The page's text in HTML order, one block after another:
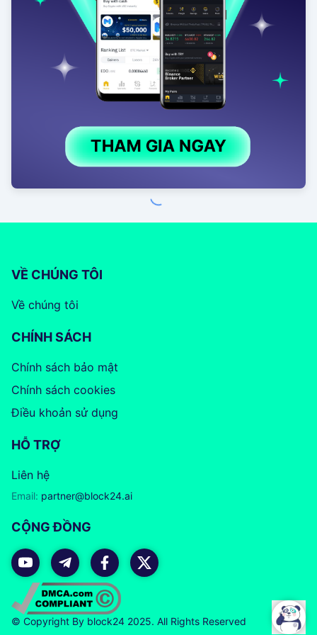
VỀ CHÚNG TÔI
Về chúng tôi
CHÍNH SÁCH
Chính sách bảo mật
Chính sách cookies
Điều khoản sử dụng
HỖ TRỢ
Liên hệ
Email: partner@block24.ai
CỘNG ĐỒNG
© Copyright By block24 2025. All Rights Reserved